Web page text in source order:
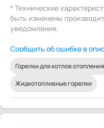
* Технические
быть изменены
уведомления.
Сообщить об ошибке в
Горелки для котлов отопления
Жидкотопливные горелки